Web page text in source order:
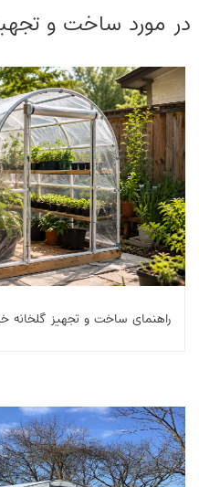
در مورد ساخت و
اگر دوست دارید در تمام
بیشتر
راهنمای ساخت و تجهیز گلخانه